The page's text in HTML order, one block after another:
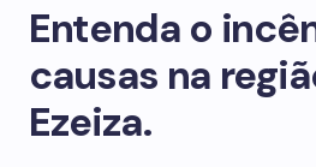
Entenda o
causas na
Ezeiza.